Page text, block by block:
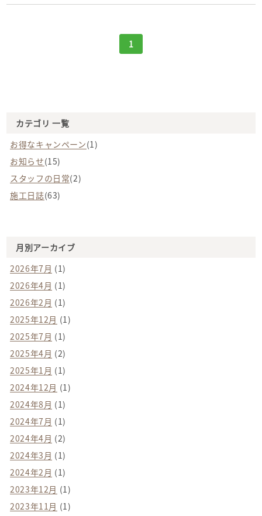
1
カテゴリ 一覧
お得なキャンペーン(1)
お知らせ(15)
スタッフの日常(2)
施工日誌(63)
月別アーカイブ
2026年7月 (1)
2026年4月 (1)
2026年2月 (1)
2025年12月 (1)
2025年7月 (1)
2025年4月 (2)
2025年1月 (1)
2024年12月 (1)
2024年8月 (1)
2024年7月 (1)
2024年4月 (2)
2024年3月 (1)
2024年2月 (1)
2023年12月 (1)
2023年11月 (1)